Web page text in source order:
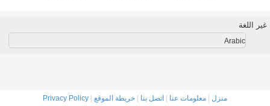
غير اللغة
Arabic
منزل معلومات عنا اتصل بنا خريطة الموقع Privacy Policy